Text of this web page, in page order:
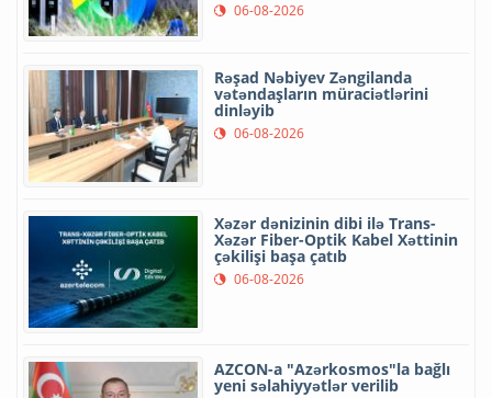
06-08-2026
Rəşad Nəbiyev Zəngilanda
vətəndaşların müraciətlərini
dinləyib
06-08-2026
Xəzər dənizinin dibi ilə Trans-
Xəzər Fiber-Optik Kabel Xəttinin
çəkilişi başa çatıb
06-08-2026
AZCON-a "Azərkosmos"la bağlı
yeni səlahiyyətlər verilib